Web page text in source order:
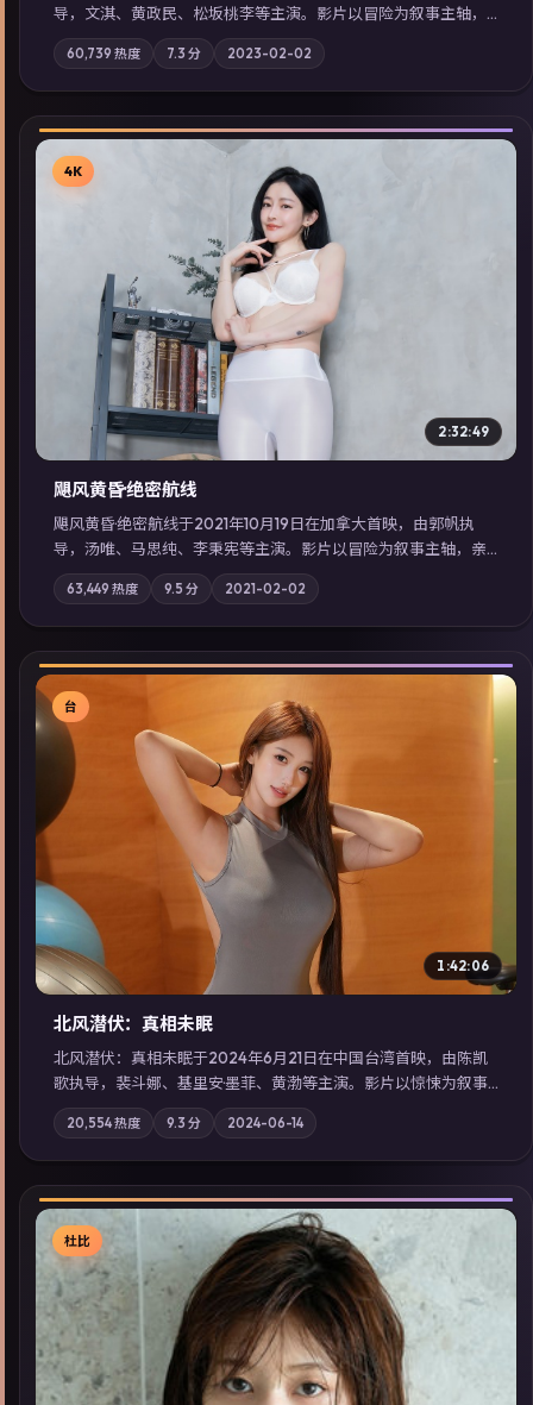
导，文淇、黄政民、松坂桃李等主演。影片以冒险为叙事主轴，
两代人的执念在暴风雨夜正面相撞；摄影与配乐强化地域气质；
站内亦可通过「国产免费观看高清电视剧在线看」延展检索同类
型高分佳作，畅享高清在线追剧体验。
60,739 热度 7.3 分 2023-02-02
▶
4K
2:32:49
飓风黄昏·绝密航线
飓风黄昏·绝密航线于2021年10月19日在加拿大首映，由郭帆执
导，汤唯、马思纯、李秉宪等主演。影片以冒险为叙事主轴，亲
情与职责必须在倒计时结束前做出抉择；摄影与配乐强化地域气
质；站内亦可通过「国产免费观看高清电视剧在线看」延展检索
同类型高分佳作，畅享高清在线追剧体验。
63,449 热度 9.5 分 2021-02-02
▶
台
1:42:06
北风潜伏：真相未眠
北风潜伏：真相未眠于2024年6月21日在中国台湾首映，由陈凯
歌执导，裴斗娜、基里安·墨菲、黄渤等主演。影片以惊悚为叙事
主轴，失踪人口档案牵出跨国灰色产业链；摄影与配乐强化地域
气质；站内亦可通过「国产免费观看高清电视剧在线看」延展检
索同类型高分佳作，畅享高清在线追剧体验。
20,554热度 9.3 分 2024-06-14
杜比